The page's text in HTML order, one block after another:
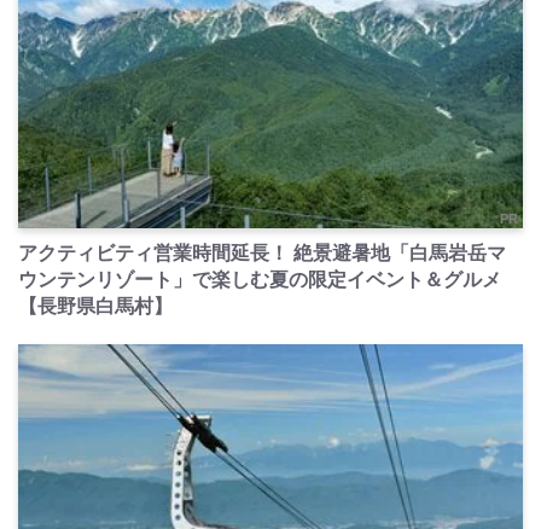
PR
アクティビティ営業時間延長！ 絶景避暑地「白馬岩岳マ
ウンテンリゾート」で楽しむ夏の限定イベント＆グルメ
【長野県白馬村】